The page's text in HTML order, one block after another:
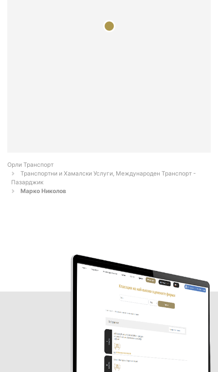
Орли Транспорт
Транспортни и Хамалски Услуги, Международен Транспорт -
Пазарджик
Марко Николов